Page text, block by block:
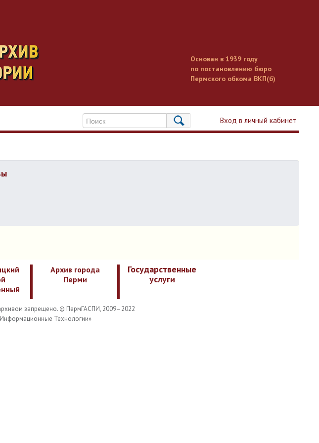
Основан в 1939 году
по постановлению бюро
Пермского обкома ВКП(б)
Вход в личный кабинет
Архив города
Перми
Государственные
услуги
запрещено. © ПермГАСПИ, 2009–2022
Технологии»